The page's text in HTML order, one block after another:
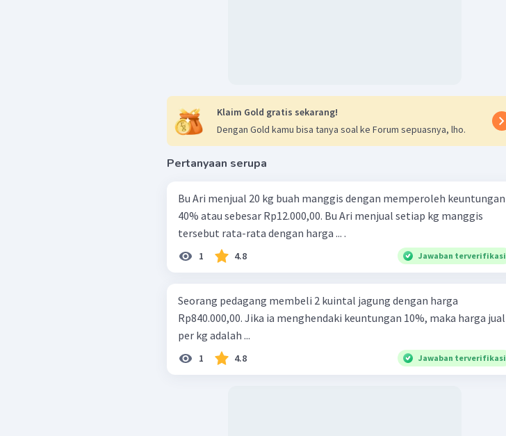
Klaim Gold gratis sekarang!
Dengan Gold kamu bisa tanya soal ke Forum sepuasnya, lho.
Pertanyaan serupa
Bu Ari menjual 20 kg buah manggis dengan memperoleh keuntungan
40% atau sebesar Rp12.000,00. Bu Ari menjual setiap kg manggis
tersebut rata-rata dengan harga ... .
1 4.8 Jawaban terverifikasi
Seorang pedagang membeli 2 kuintal jagung dengan harga
Rp840.000,00. Jika ia menghendaki keuntungan 10%, maka harga jual
per kg adalah ...
1 4.8 Jawaban terverifikasi